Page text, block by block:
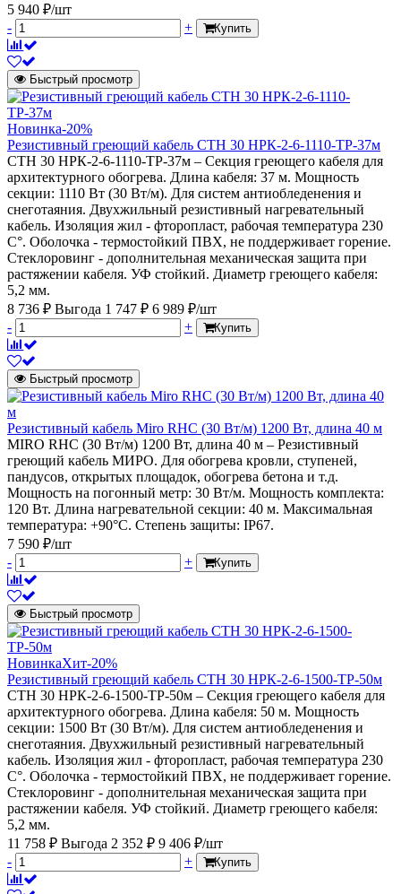
5 940 ₽/шт
-
+ Купить
Быстрый просмотр
Новинка-20%
Резистивный греющий кабель СТН 30 НРК-2-6-1110-ТР-37м
СТН 30 НРК-2-6-1110-ТР-37м – Секция греющего кабеля для
архитектурного обогрева. Длина кабеля: 37 м. Мощность
секции: 1110 Вт (30 Вт/м). Для систем антиобледенения и
снеготаяния. Двухжильный резистивный нагревательный
кабель. Изоляция жил - фторопласт, рабочая температура 230
С°. Оболочка - термостойкий ПВХ, не поддерживает горение.
Стеклоровинг - дополнительная механическая защита при
растяжении кабеля. УФ стойкий. Диаметр греющего кабеля:
5,2 мм.
8 736 ₽ Выгода 1 747 ₽ 6 989 ₽/шт
-
+ Купить
Быстрый просмотр
Резистивный кабель Miro RHC (30 Вт/м) 1200 Вт, длина 40 м
MIRO RHC (30 Вт/м) 1200 Вт, длина 40 м – Резистивный
греющий кабель МИРО. Для обогрева кровли, ступеней,
пандусов, открытых площадок, обогрева бетона и т.д.
Мощность на погонный метр: 30 Вт/м. Мощность комплекта:
120 Вт. Длина нагревательной секции: 40 м. Максимальная
температура: +90°С. Степень защиты: IP67.
7 590 ₽/шт
-
+ Купить
Быстрый просмотр
НовинкаХит-20%
Резистивный греющий кабель СТН 30 НРК-2-6-1500-ТР-50м
СТН 30 НРК-2-6-1500-ТР-50м – Секция греющего кабеля для
архитектурного обогрева. Длина кабеля: 50 м. Мощность
секции: 1500 Вт (30 Вт/м). Для систем антиобледенения и
снеготаяния. Двухжильный резистивный нагревательный
кабель. Изоляция жил - фторопласт, рабочая температура 230
С°. Оболочка - термостойкий ПВХ, не поддерживает горение.
Стеклоровинг - дополнительная механическая защита при
растяжении кабеля. УФ стойкий. Диаметр греющего кабеля:
5,2 мм.
11 758 ₽ Выгода 2 352 ₽ 9 406 ₽/шт
-
+ Купить